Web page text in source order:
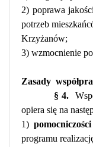
2) poprawa
potrzeb
Krzyżanów;
3) wzmocnienie
Zasady
§ 4.
opiera się na
1) pomocniczości
programu